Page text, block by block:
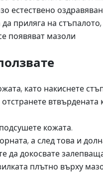
естествено
приляга на
появяват мазоли
като накиснете
втвърдената
кожата.
а след това и
да докосвате
плътно върху